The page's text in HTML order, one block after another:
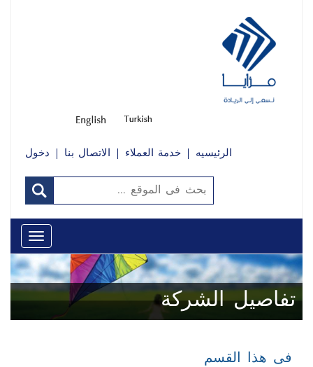
الرئيسيه خدمة العملاء الاتصال بنا دخول
Toggle
تفاصيل الشركة
فى هذا القسم